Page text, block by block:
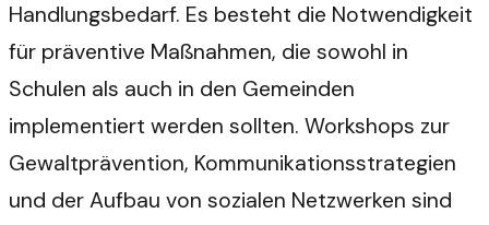
Handlungsbedarf. Es besteht die Notwendigkeit
für präventive Maßnahmen, die sowohl in
Schulen als auch in den Gemeinden
implementiert werden sollten. Workshops zur
Gewaltprävention, Kommunikationsstrategien
und der Aufbau von sozialen Netzwerken sind